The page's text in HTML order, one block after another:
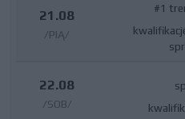
21.08
/PIĄ/
#1
22.08
/SOB/